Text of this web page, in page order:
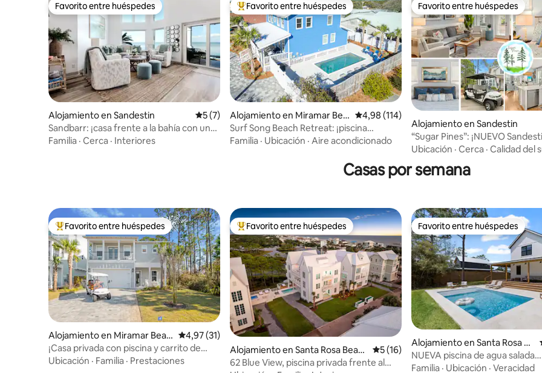
Favorito entre huéspedes
Favorito entre huéspedes
Alojamiento en Sandestin Calificación promedio: 5 de 5. 7 evaluaciones
5 (7)
Sandbarr: ¡casa frente a la bahía con un
carrito de golf!
Familia · Cerca · Interiores
Favorito entre los huéspedes más destacados
Favorito entre huéspedes
Alojamiento en Miramar Bea
ch
Calificación promedio: 4,98 de 5. 114
4,98 (114)
Surf Song Beach Retreat: ¡piscina
climatizada, playa!
Familia · Ubicación · Aire acondicionado
Favorito entre huéspedes
Favorito entre huéspedes
Alojamiento en Sandestin
“Sugar Pines”: ¡NUEVO
con carrito de golf!
Ubicación · Cerca · Calidad del
Casas por semana
Favorito entre los huéspedes más destacados
Favorito entre huéspedes
Alojamiento en Miramar Beac
h
Calificación promedio: 4,97 de 5. 31 evaluaciones
4,97 (31)
¡Casa privada con piscina y carrito de
golf!
Ubicación · Familia · Prestaciones
Favorito entre los huéspedes más destacados
Favorito entre huéspedes
Alojamiento en Santa Rosa Beac
h
Calificación promedio: 5 de 5. 16
5 (16)
62 Blue View, piscina privada frente al
Favorito entre huéspedes
Favorito entre huéspedes
Alojamiento en Santa Rosa Be
ach
NUEVA piscina de agua salada
climatizada 3B/2.5Ba cerca de
Familia · Ubicación · Veracidad